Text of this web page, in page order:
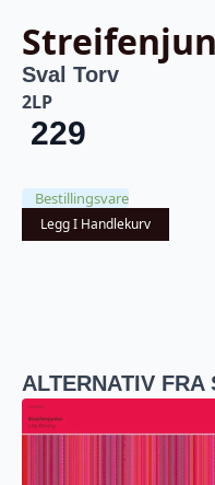
Sval Torv
2LP
229
Bestillingsvare
Legg I Handlekurv
ALTERNATIV FRA